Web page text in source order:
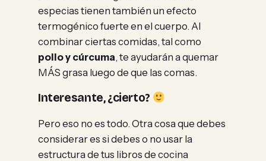
especias tienen también un efecto
termogénico fuerte en el cuerpo. Al
combinar ciertas comidas, tal como
pollo y cúrcuma, te ayudarán a quemar
MÁS grasa luego de que las comas.
Interesante, ¿cierto?
Pero eso no es todo. Otra cosa que debes
considerar es si debes o no usar la
estructura de tus libros de cocina